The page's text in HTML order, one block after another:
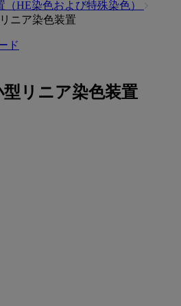
HE染色および特殊染色）
ニア染色装置
ド
型リニア染色装置